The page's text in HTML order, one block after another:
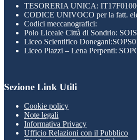
TESORERIA UNICA:
CODICE UNIVOCO per la fatt.
Codici meccanografici:
Polo Liceale Città di Sondrio:
Liceo Scientifico
Liceo Piazzi – Lena Perpenti:
Sezione Link Utili
Cookie policy
Note legali
Informativa Privacy
Ufficio Relazioni con il Pubblico